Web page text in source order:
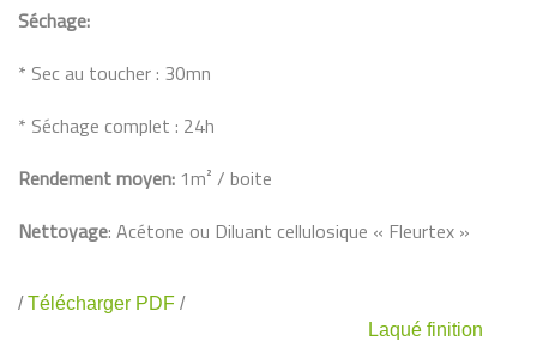
Séchage:
* Sec au toucher : 30mn
* Séchage complet : 24h
Rendement moyen: 1m² / boite
Nettoyage: Acétone ou Diluant cellulosique « Fleurtex »
/Télécharger PDF /
Laqué finition